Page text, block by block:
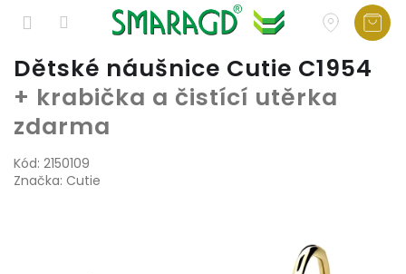
Přejít
obsah
Dětské náušnice Cutie C1954
+ krabička a čistící utěrka
zdarma
Kód: 2150109
Značka: Cutie